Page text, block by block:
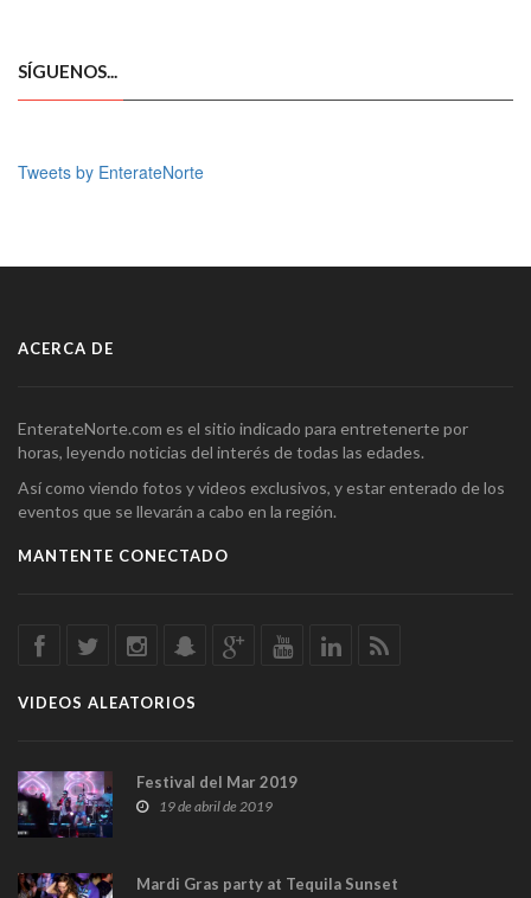
SÍGUENOS...
Tweets by EnterateNorte
ACERCA DE
EnterateNorte.com es el sitio indicado para entretenerte por
horas, leyendo noticias del interés de todas las edades.
Así como viendo fotos y videos exclusivos, y estar enterado de los
eventos que se llevarán a cabo en la región.
MANTENTE CONECTADO
VIDEOS ALEATORIOS
Festival del Mar 2019
19 de abril de 2019
Mardi Gras party at Tequila Sunset